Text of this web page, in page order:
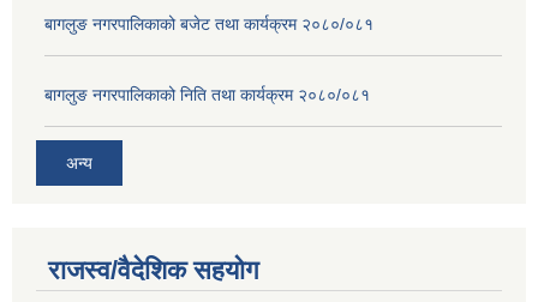
बागलुङ नगरपालिकाको बजेट तथा कार्यक्रम २०८०/०८१
बागलुङ नगरपालिकाको निति तथा कार्यक्रम २०८०/०८१
अन्य
राजस्व/वैदेशिक सहयोग